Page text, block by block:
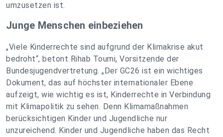
umzusetzen ist.
Junge Menschen einbeziehen
„Viele Kinderrechte sind aufgrund der Klimakrise akut
bedroht“, betont Rihab Toumi, Vorsitzende der
Bundesjugendvertretung. „Der GC26 ist ein wichtiges
Dokument, das auf höchster internationaler Ebene
aufzeigt, wie wichtig es ist, Kinderrechte in Verbindung
mit Klimapolitik zu sehen. Denn Klimamaßnahmen
berücksichtigen Kinder und Jugendliche nur
unzureichend. Kinder und Jugendliche haben das Recht